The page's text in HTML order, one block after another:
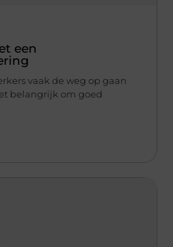
een
vaak de weg op gaan
belangrijk om goed